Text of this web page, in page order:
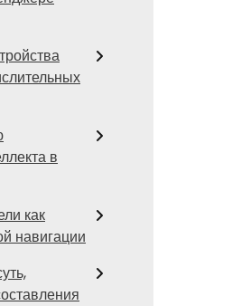
в
как
навигации